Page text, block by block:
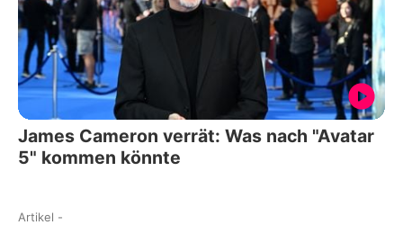
James Cameron verrät: Was nach "Avatar
5" kommen könnte
Artikel -